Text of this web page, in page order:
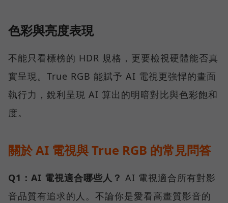
色彩與亮度表現
不能只看標榜的 HDR 規格，更要檢視硬體能否真
實呈現。True RGB 能賦予 AI 電視更強悍的畫面
執行力，銳利呈現 AI 算出的明暗對比與色彩飽和
度。
關於 AI 電視與 True RGB 的常見問答
Q1：AI 電視適合哪些人？ AI 電視適合所有對影
音品質有追求的人。不論你是愛看高畫質影音的